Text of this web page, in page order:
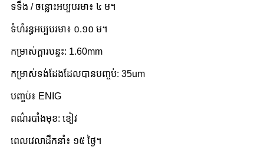
ទទឹង / ចន្លោះអប្បបរមា៖ ៤ ម។
ទំហំរន្ធអប្បបរមា៖ ០.១០ ម។
កម្រាស់ក្តារបន្ទះ: 1.60mm
កម្រាស់ទង់ដែងដែលបានបញ្ចប់: 35um
បញ្ចប់៖ ENIG
ពណ៌របាំងមុខ: ខៀវ
ពេលវេលាដឹកនាំ៖ ១៥ ថ្ងៃ។